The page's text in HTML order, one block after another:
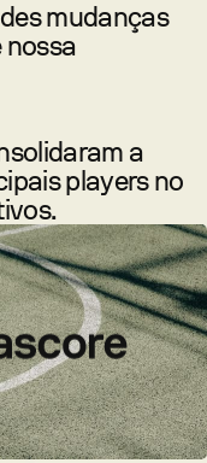
mudanças
nossa
a
players no